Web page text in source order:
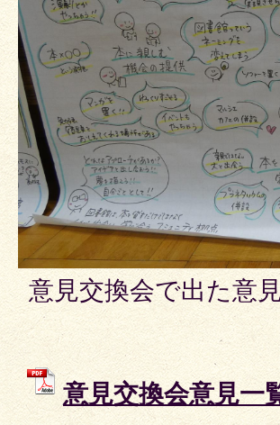
意見交換会で出た意
意見交換会意見一